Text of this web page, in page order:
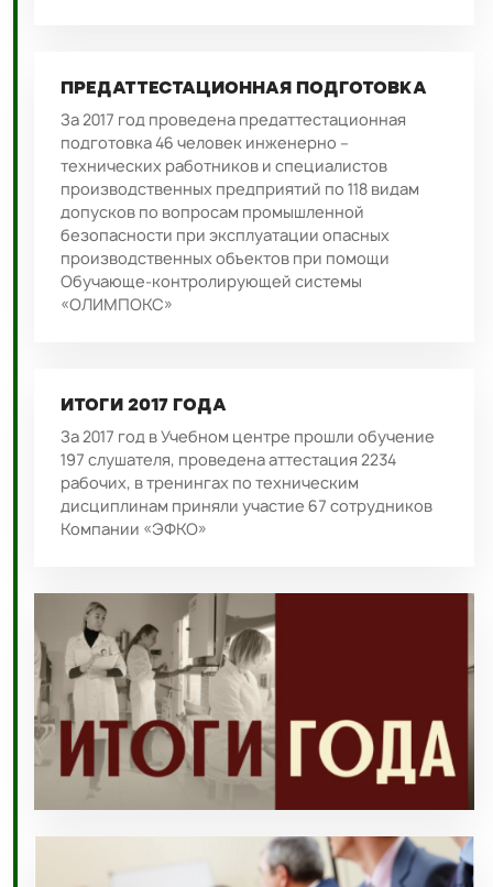
ПРЕДАТТЕСТАЦИОННАЯ ПОДГОТОВКА
За 2017 год проведена предаттестационная
подготовка 46 человек инженерно –
технических работников и специалистов
производственных предприятий по 118 видам
допусков по вопросам промышленной
безопасности при эксплуатации опасных
производственных объектов при помощи
Обучающе-контролирующей системы
«ОЛИМПОКС»
ИТОГИ 2017 ГОДА
За 2017 год в Учебном центре прошли обучение
197 слушателя, проведена аттестация 2234
рабочих, в тренингах по техническим
дисциплинам приняли участие 67 сотрудников
Компании «ЭФКО»